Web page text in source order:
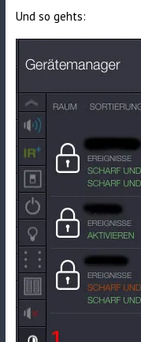
Und so gehts: